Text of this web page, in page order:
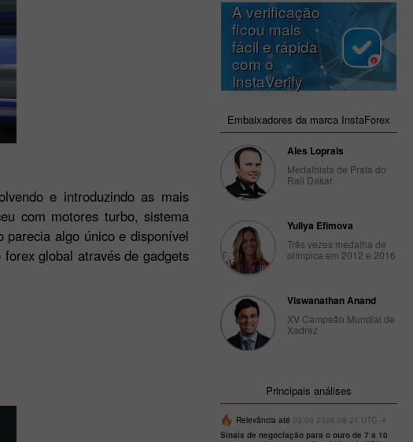
e introduzindo as mais
com motores turbo, sistema
parecia algo único e disponível
global através de gadgets
A verificação
ficou mais
fácil e rápida
com o
InstaVerify
Embaixadores da marca InstaForex
Ales Loprais
Medalhista de Prata do
Rali Dakar.
Yuliya Efimova
Três vezes medalha de
olímpica em 2012 e 2016
Viswanathan Anand
XV Campeão Mundial de
Xadrez
Principais análises
Relevância até 03:00 2026-08-21 UTC--4
Sinais de negociação para o ouro de 7 a 10